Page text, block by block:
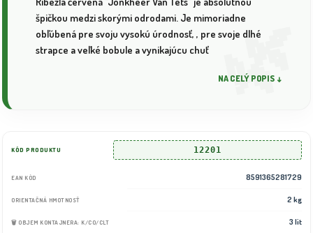
špičkou medzi skorými odrodami. Je mimoriadne
obľúbená pre svoju vysokú úrodnosť, , pre svoje dlhé
strapce a veľké bobule a vynikajúcu chuť
NA CELÝ POPIS ↓
KÓD PRODUKTU 12201
EAN KÓD 8591365281729
ORIENTAČNÁ HMOTNOSŤ 2 kg
🗑️ OBJEM KONTAJNERA: K/CO/CLT 3 lit